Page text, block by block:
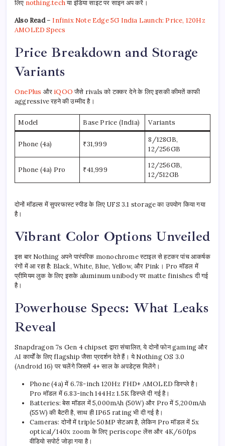
लिए nothing.techया इंडिया साइट पर साइन अप करें।
Also Read– Infinix Note Edge 5G India Launch: Price, 120Hz
AMOLED Specs
Price Breakdown and Storage
Variants
OnePlus और iQOOजैसे rivals को टक्कर देने के लिए इसकी कीमतें काफी
aggressive रहने की उम्मीद है।
Model Base Price (India) Variants
Phone (4a) ₹31,999
8/128GB,
12/256GB
Phone (4a) Pro ₹41,999
12/256GB,
12/512GB
दोनों मॉडल्स में सुपरफास्ट स्पीड के लिए UFS 3.1 storage का उपयोग किया गया
है।
Vibrant Color Options Unveiled
इस बार Nothing अपने पारंपरिक monochrome स्टाइल से हटकर पांच आकर्षक
रंगों में आ रहा है: Black, White, Blue, Yellow, और Pink। Pro मॉडल में
प्रीमियम लुक के लिए इसके aluminum unibody पर matte finishes दी गई
है।
Powerhouse Specs: What Leaks
Reveal
Snapdragon 7s Gen 4 chipset द्वारा संचालित, ये दोनों फोन gaming और
AI कार्यों के लिए flagship जैसा प्रदर्शन देते हैं। ये Nothing OS 3.0
(Android 16) पर चलेंगे जिसमें 4+ साल के अपडेट्स मिलेंगे।
Phone (4a) में 6.78-inch 120Hz FHD+ AMOLED डिस्प्ले है।
Pro मॉडल में 6.83-inch 144Hz 1.5K डिस्प्ले दी गई है।
Batteries: बेस मॉडल में 5,000mAh (50W) और Pro में 5,200mAh
(55W) की बैटरी है, साथ ही IP65 rating भी दी गई है।
Cameras: दोनों में triple 50MP सेटअप है, लेकिन Pro मॉडल में 5x
optical/140x zoom के लिए periscope लेंस और 4K/60fps
वीडियो सपोर्ट जोड़ा गया है।